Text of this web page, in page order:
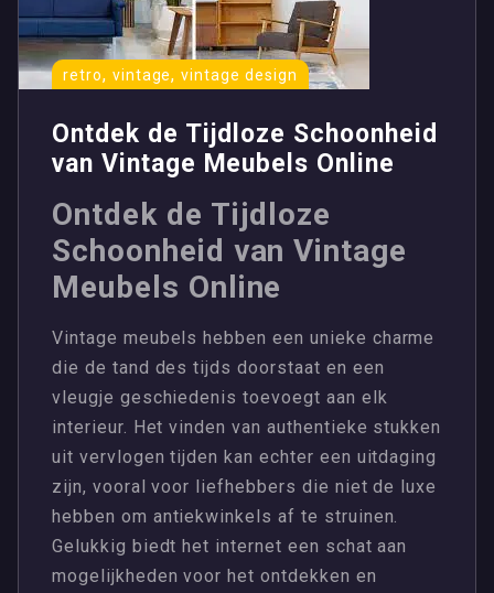
retro, vintage,vintage design
Ontdek de Tijdloze Schoonheid
van Vintage Meubels Online
Ontdek de Tijdloze
Schoonheid van Vintage
Meubels Online
Vintage meubels hebben een unieke charme
die de tand des tijds doorstaat en een
vleugje geschiedenis toevoegt aan elk
interieur. Het vinden van authentieke stukken
uit vervlogen tijden kan echter een uitdaging
zijn, vooral voor liefhebbers die niet de luxe
hebben om antiekwinkels af te struinen.
Gelukkig biedt het internet een schat aan
mogelijkheden voor het ontdekken en